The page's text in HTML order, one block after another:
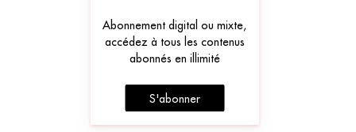
Abonnement digital ou mixte,
accédez à tous les contenus
abonnés en illimité
S'abonner